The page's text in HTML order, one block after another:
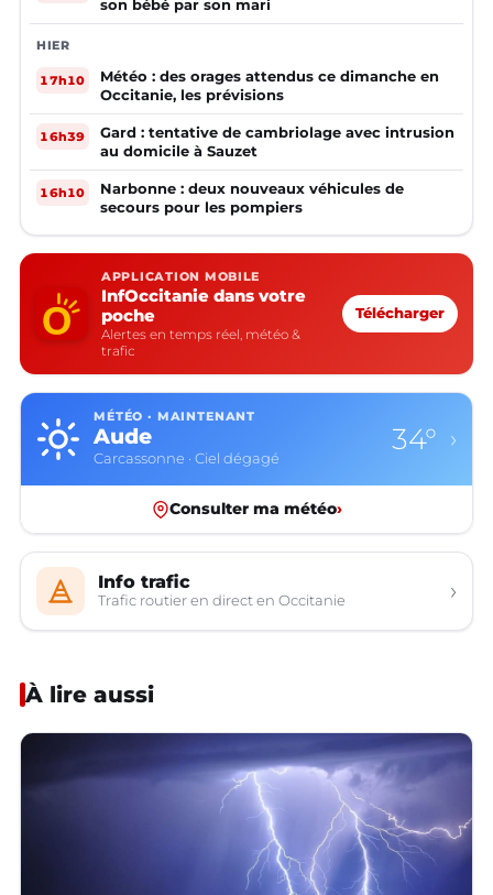
son bébé par son mari
HIER
17h10
Météo : des orages attendus ce dimanche en
Occitanie, les prévisions
16h39
Gard : tentative de cambriolage avec intrusion
au domicile à Sauzet
16h10
Narbonne : deux nouveaux véhicules de
secours pour les pompiers
APPLICATION MOBILE
InfOccitanie dans votre
poche
Alertes en temps réel, météo &
trafic
Télécharger
MÉTÉO · MAINTENANT
Aude
Carcassonne · Ciel dégagé
34° ›
Consulter ma météo›
Info trafic
Trafic routier en direct en Occitanie ›
À lire aussi